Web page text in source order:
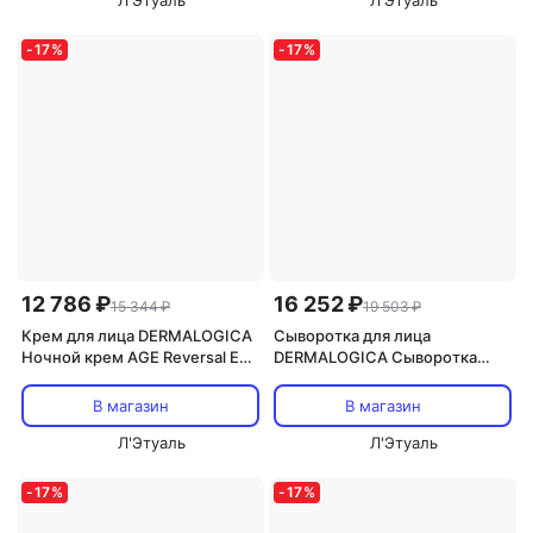
-17%
12 786 ₽15 344 ₽
Крем для лица DERMALOGICA
Ночной крем AGE Reversal Eye
В магазин
Л'Этуаль
-17%
16 252 ₽19 503 ₽
Сыворотка для лица
DERMALOGICA Сыворотка
В магазин
Л'Этуаль
-17% -17%